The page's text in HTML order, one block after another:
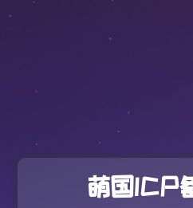
萌国ICP